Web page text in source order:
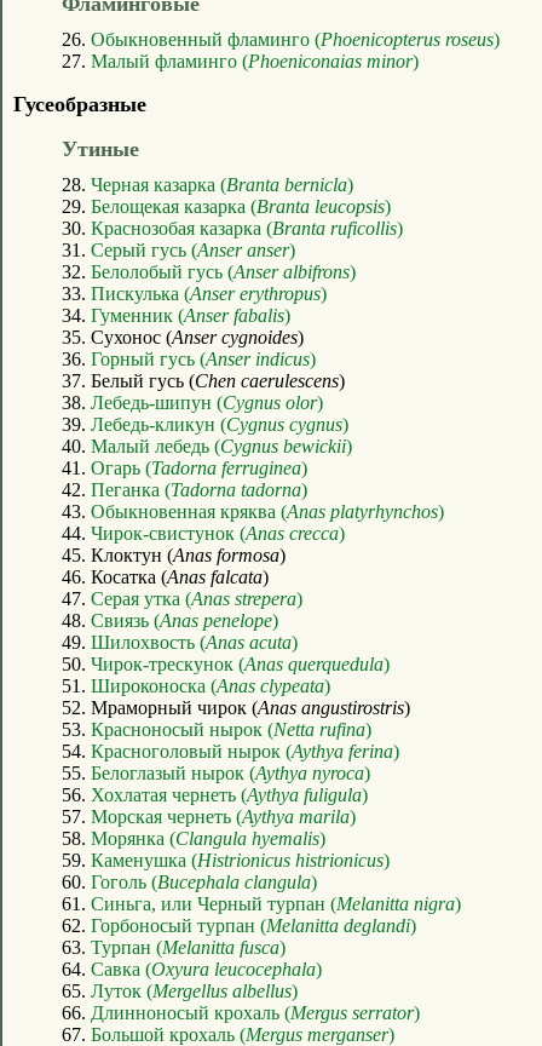
26. Обыкновенный фламинго (Phoenicopterus roseus)
27. Малый фламинго (Phoeniconaias minor)
Гусеобразные
Утиные
28. Черная казарка (Branta bernicla)
29. Белощекая казарка (Branta leucopsis)
30. Краснозобая казарка (Branta ruficollis)
31. Серый гусь (Anser anser)
32. Белолобый гусь (Anser albifrons)
33. Пискулька (Anser erythropus)
34. Гуменник (Anser fabalis)
35. Сухонос (Anser cygnoides)
36. Горный гусь (Anser indicus)
37. Белый гусь (Chen caerulescens)
38. Лебедь-шипун (Cygnus olor)
39. Лебедь-кликун (Cygnus cygnus)
40. Малый лебедь (Cygnus bewickii)
41. Огарь (Tadorna ferruginea)
42. Пеганка (Tadorna tadorna)
43. Обыкновенная кряква (Anas platyrhynchos)
44. Чирок-свистунок (Anas crecca)
45. Клоктун (Anas formosa)
46. Косатка (Anas falcata)
47. Серая утка (Anas strepera)
48. Свиязь (Anas penelope)
49. Шилохвость (Anas acuta)
50. Чирок-трескунок (Anas querquedula)
51. Широконоска (Anas clypeata)
52. Мраморный чирок (Anas angustirostris)
53. Красноносый нырок (Netta rufina)
54. Красноголовый нырок (Aythya ferina)
55. Белоглазый нырок (Aythya nyroca)
56. Хохлатая чернеть (Aythya fuligula)
57. Морская чернеть (Aythya marila)
58. Морянка (Clangula hyemalis)
59. Каменушка (Histrionicus histrionicus)
60. Гоголь (Bucephala clangula)
61. Синьга, или Черный турпан (Melanitta nigra)
62. Горбоносый турпан (Melanitta deglandi)
63. Турпан (Melanitta fusca)
64. Савка (Oxyura leucocephala)
65. Луток (Mergellus albellus)
66. Длинноносый крохаль (Mergus serrator)
67. Большой крохаль (Mergus merganser)